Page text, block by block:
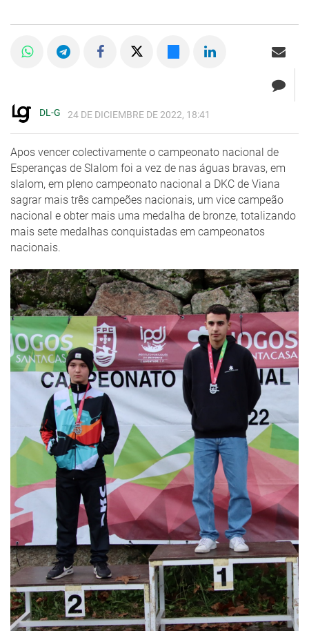
DL-G 24 DE DICIEMBRE DE 2022, 18:41
Apos vencer colectivamente o campeonato nacional de
Esperanças de Slalom foi a vez de nas águas bravas, em
slalom, em pleno campeonato nacional a DKC de Viana
sagrar mais três campeões nacionais, um vice campeão
nacional e obter mais uma medalha de bronze, totalizando
mais sete medalhas conquistadas em campeonatos
nacionais.